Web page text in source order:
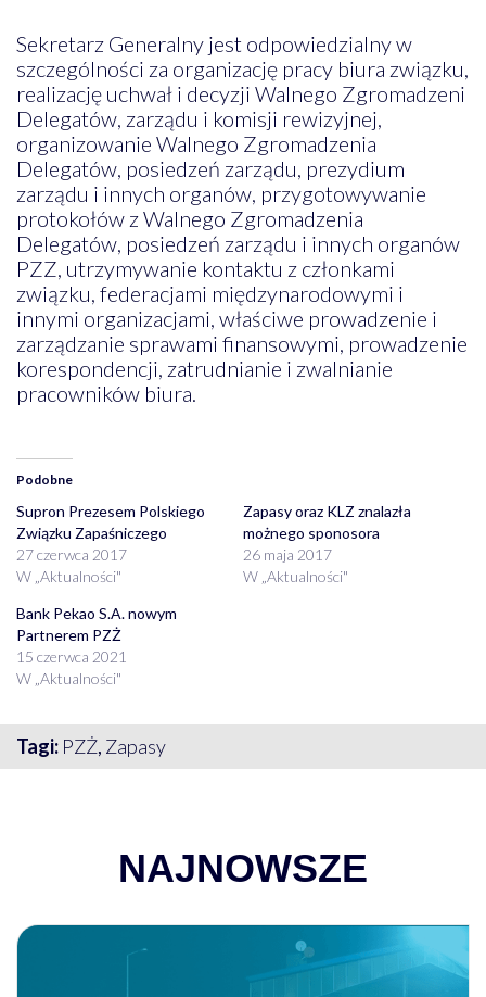
Sekretarz Generalny jest odpowiedzialny w
szczególności za organizację pracy biura związku,
realizację uchwał i decyzji Walnego Zgromadzeni
Delegatów, zarządu i komisji rewizyjnej,
organizowanie Walnego Zgromadzenia
Delegatów, posiedzeń zarządu, prezydium
zarządu i innych organów, przygotowywanie
protokołów z Walnego Zgromadzenia
Delegatów, posiedzeń zarządu i innych organów
PZZ, utrzymywanie kontaktu z członkami
związku, federacjami międzynarodowymi i
innymi organizacjami, właściwe prowadzenie i
zarządzanie sprawami finansowymi, prowadzenie
korespondencji, zatrudnianie i zwalnianie
pracowników biura.
Podobne
Supron Prezesem Polskiego
Związku Zapaśniczego
27 czerwca 2017
W „Aktualności"
Zapasy oraz KLZ znalazła
możnego sponosora
26 maja 2017
W „Aktualności"
Bank Pekao S.A. nowym
Partnerem PZŻ
15 czerwca 2021
W „Aktualności"
Tagi: PZŻ, Zapasy
NAJNOWSZE